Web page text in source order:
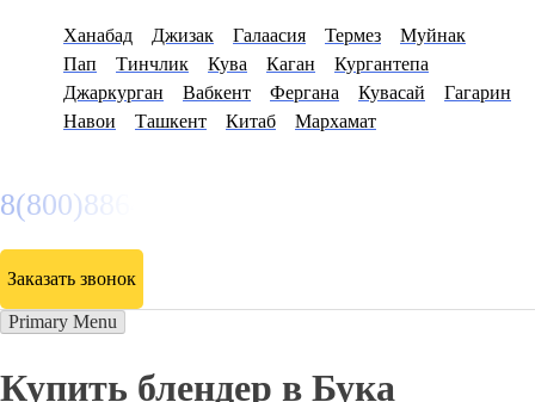
Ханабад Джизак Галаасия Термез
Муйнак
Пап
Тинчлик Кува Каган
Кургантепа
Джаркурган
Вабкент Фергана Кувасай
Гагарин
Навои
Ташкент Китаб Мархамат
8(800)886486
Заказать звонок
Primary Menu
Купить блендер в Бука